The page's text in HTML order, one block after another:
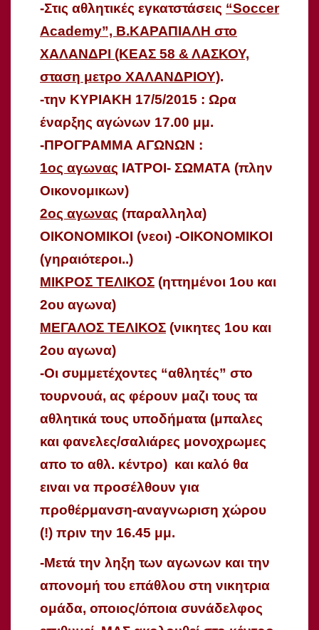
-Στις αθλητικές εγκατστάσεις “Soccer
Academy”, Β.ΚΑΡΑΠΙΑΛΗ στο
ΧΑΛΑΝΔΡΙ (ΚΕΑΣ 58 & ΛΑΣΚΟΥ,
σταση μετρο ΧΑΛΑΝΔΡΙΟΥ).
-την ΚΥΡΙΑΚΗ 17/5/2015 : Ωρα
έναρξης αγώνων 17.00 μμ.
-ΠΡΟΓΡΑΜΜΑ ΑΓΩΝΩΝ :
1ος αγωνας IATΡΟΙ- ΣΩΜΑΤΑ (πλην
Οικονομικων)
2ος αγωνας (παραλληλα)
ΟΙΚΟΝΟΜΙΚΟΙ (νεοι) -ΟΙΚΟΝΟΜΙΚΟΙ
(γηραιότεροι..)
ΜΙΚΡΟΣ ΤΕΛΙΚΟΣ (ηττημένοι 1ου και
2ου αγωνα)
ΜΕΓΑΛΟΣ ΤΕΛΙΚΟΣ (νικητες 1ου και
2ου αγωνα)
-Οι συμμετέχοντες “αθλητές” στο
τουρνουά, ας φέρουν μαζι τους τα
αθλητικά τους υποδήματα (μπαλες
και φανελες/σαλιάρες μονοχρωμες
απο το αθλ. κέντρο) και καλό θα
ειναι να προσέλθουν για
προθέρμανση-αναγνωριση χώρου
(!) πριν την 16.45 μμ.
-Μετά την ληξη των αγωνων και την
απονομή του επάθλου στη νικητρια
ομάδα, οποιος/όποια συνάδελφος